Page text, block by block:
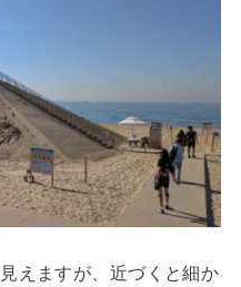
えますが、近づくと細か